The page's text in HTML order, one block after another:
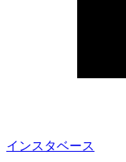
インスタベース